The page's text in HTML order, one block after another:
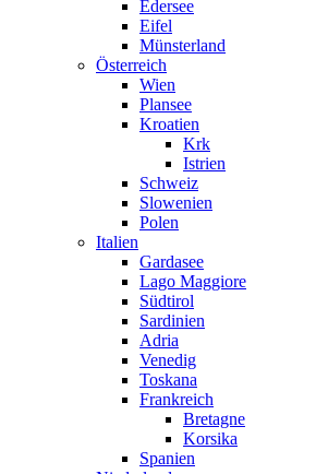
Edersee
Eifel
Münsterland
Österreich
Wien
Plansee
Kroatien
Krk
Istrien
Schweiz
Slowenien
Polen
Italien
Gardasee
Lago Maggiore
Südtirol
Sardinien
Adria
Venedig
Toskana
Frankreich
Bretagne
Korsika
Spanien